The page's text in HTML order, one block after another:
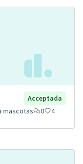
Acceptada
mascotas 0 4